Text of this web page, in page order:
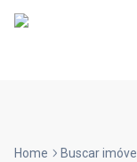
Home
Buscar imóvel